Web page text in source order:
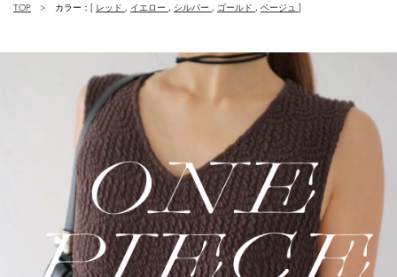
TOP カラー：[ レッド , イエロー , シルバー , ゴールド , ベージュ